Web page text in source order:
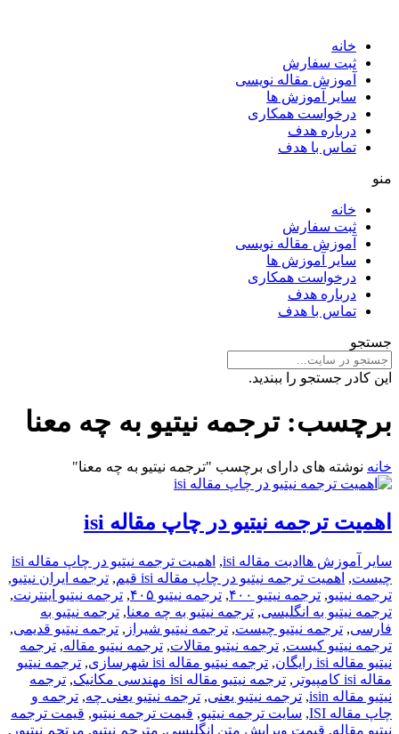
خانه
ثبت سفارش
آموزش مقاله نویسی
سایر آموزش ها
درخواست همکاری
درباره هدف
تماس با هدف
منو
خانه
ثبت سفارش
آموزش مقاله نویسی
سایر آموزش ها
درخواست همکاری
درباره هدف
تماس با هدف
جستجو
این کادر جستجو را ببندید.
برچسب:ترجمه نیتیو به چه معنا
خانه نوشته های دارای برچسب "ترجمه نیتیو به چه معنا"
اهمیت ترجمه نیتیو در چاپ مقاله isi
سایر آموزش ها ادیت مقاله isi ,
اهمیت ترجمه نیتیو در چاپ مقاله isi
چیست, اهمیت ترجمه نیتیو در چاپ مقاله isi قیم , ترجمه ایران نیتیو,
ترجمه نیتیو, ترجمه نیتیو ۴۰۰ , ترجمه نیتیو ۴۰۵ , ترجمه نیتیو اینترنت,
ترجمه نیتیو به انگلیسی, ترجمه نیتیو به چه معنا, ترجمه نیتیو به
فارسی, ترجمه نیتیو چیست, ترجمه نیتیو شیراز , ترجمه نیتیو قدیمی,
ترجمه نیتیو کیست, ترجمه نیتیو مقالات, ترجمه نیتیو مقاله, ترجمه
نیتیو مقاله isi رایگان
, ترجمه نیتیو مقاله isi شهرسازی , ترجمه نیتیو
مقاله isi کامپیوتر
, ترجمه نیتیو مقاله isi مهندسی مکانیک , ترجمه
نیتیو مقاله isin
, ترجمه نیتیو یعنی, ترجمه نیتیو یعنی چه, ترجمه و
چاپ مقاله ISI
, سایت ترجمه نیتیو, قیمت ترجمه نیتیو, قیمت ترجمه
نیتیو مقاله, قیمت ویرایش متن انگلیسی, مترجم نیتیو, مرتجم نیتیور ,